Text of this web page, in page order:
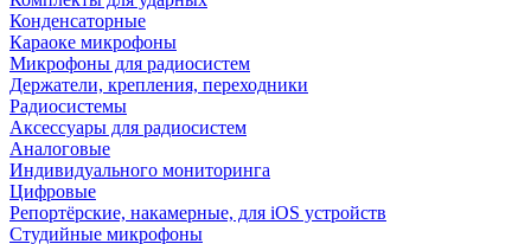
Конденсаторные
Караоке микрофоны
Микрофоны для радиосистем
Держатели, крепления, переходники
Радиосистемы
Аксессуары для радиосистем
Аналоговые
Индивидуального мониторинга
Цифровые
Репортёрские, накамерные, для iOS устройств
Студийные микрофоны